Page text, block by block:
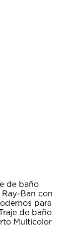
de baño
Ray-Ban con
para
de baño
Multicolor